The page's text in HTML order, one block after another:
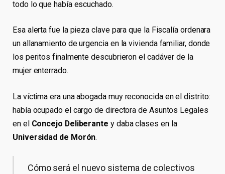
todo lo que había escuchado.
Esa alerta fue la pieza clave para que la Fiscalía ordenara
un allanamiento de urgencia en la vivienda familiar, donde
los peritos finalmente descubrieron el cadáver de la
mujer enterrado.
La víctima era una abogada muy reconocida en el distrito:
había ocupado el cargo de directora de Asuntos Legales
en el Concejo Deliberante y daba clases en la
Universidad de Morón.
Cómo será el nuevo sistema de colectivos